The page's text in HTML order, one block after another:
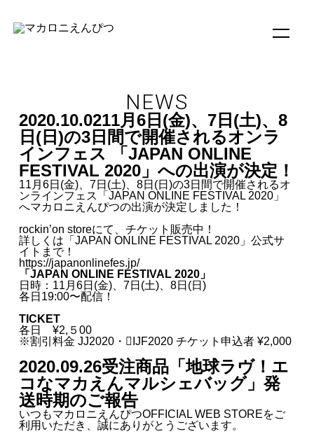
NEWS
2020.10.0211月6日(金)、7日(土)、8
日(日)の3日間で開催されるオンラ
インフェス 「JAPAN ONLINE
FESTIVAL 2020」への出演が決定！
11月6日(金)、7日(土)、8日(日)の3日間で開催されるオ
ンラインフェス「JAPAN ONLINE FESTIVAL 2020」
へマカロニえんぴつの出演が決定しました！
rockin’on storeにて、チケット販売中！
詳しくは「JAPAN ONLINE FESTIVAL 2020」公式サ
イトまで！
https://japanonlinefes.jp/
「JAPAN ONLINE FESTIVAL 2020」
日時：11月6日(金)、7日(土)、8日(日)
各日19:00〜配信！
TICKET
各日 ¥2,５00
※割引料金 JJ2020・􏰀IJF2020 チケット申込者 ¥2,000
2020.09.26受注商品「地球ラヴ！エ
コなマカえんマルシェバッグ」発
送時期のご報告
いつもマカロニえんぴつOFFICIAL WEB STOREをご
利用いただき、誠にありがとうございます。